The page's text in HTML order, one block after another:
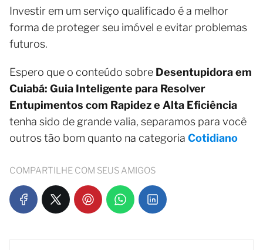
Investir em um serviço qualificado é a melhor
forma de proteger seu imóvel e evitar problemas
futuros.
Espero que o conteúdo sobre Desentupidora em
Cuiabá: Guia Inteligente para Resolver
Entupimentos com Rapidez e Alta Eficiência
tenha sido de grande valia, separamos para você
outros tão bom quanto na categoria Cotidiano
COMPARTILHE COM SEUS AMIGOS